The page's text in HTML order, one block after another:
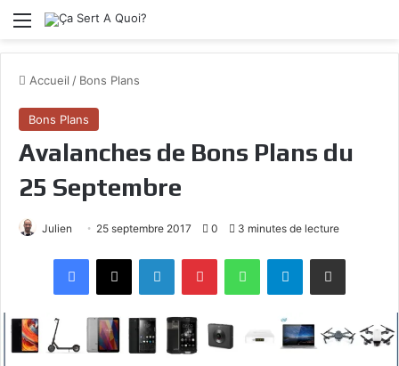
Menu
Accueil / Bons Plans
Bons Plans
Avalanches de Bons Plans du
25 Septembre
Julien 25 septembre 2017 0 3 minutes de lecture
Facebook
X LinkedinPinterestWhatsAppTelegramPartagez par mail